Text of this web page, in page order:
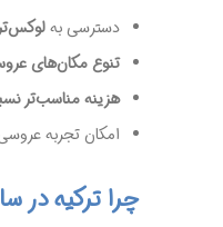
دسترسی به
تنوع مکان‌های
هزینه مناسب‌تر
امکان تجربه
چرا ترکیه در سال ۲۰۲۵ انتخابی